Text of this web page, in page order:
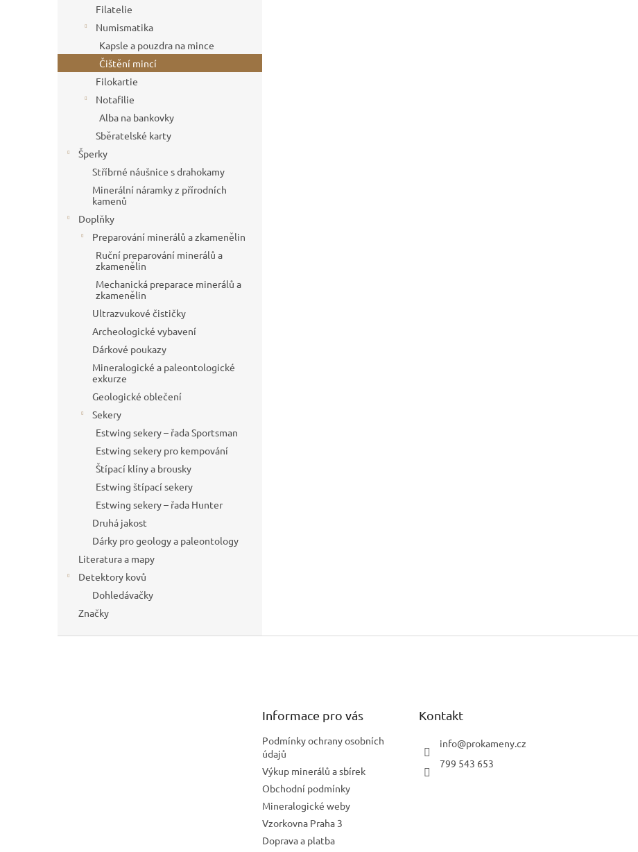
Filatelie
Numismatika
Kapsle a pouzdra na mince
Čištění mincí
Filokartie
Notafilie
Alba na bankovky
Sběratelské karty
Šperky
Stříbrné náušnice s drahokamy
Minerální náramky z přírodních
kamenů
Doplňky
Preparování minerálů a zkamenělin
Ruční preparování minerálů a
zkamenělin
Mechanická preparace minerálů a
zkamenělin
Ultrazvukové čističky
Archeologické vybavení
Dárkové poukazy
Mineralogické a paleontologické
exkurze
Geologické oblečení
Sekery
Estwing sekery – řada Sportsman
Estwing sekery pro kempování
Štípací klíny a brousky
Estwing štípací sekery
Estwing sekery – řada Hunter
Druhá jakost
Dárky pro geology a paleontology
Literatura a mapy
Detektory kovů
Dohledávačky
Značky
Informace pro vás
Podmínky ochrany osobních
údajů
Výkup minerálů a sbírek
Obchodní podmínky
Mineralogické weby
Vzorkovna Praha 3
Doprava a platba
Kontakt
info@prokameny.cz
799 543 653